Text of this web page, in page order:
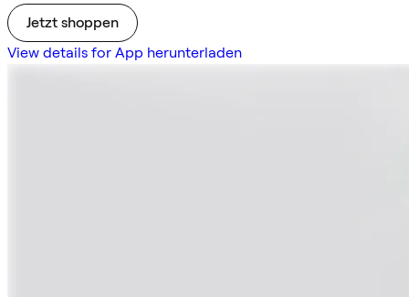
Jetzt shoppen
View details for App herunterladen